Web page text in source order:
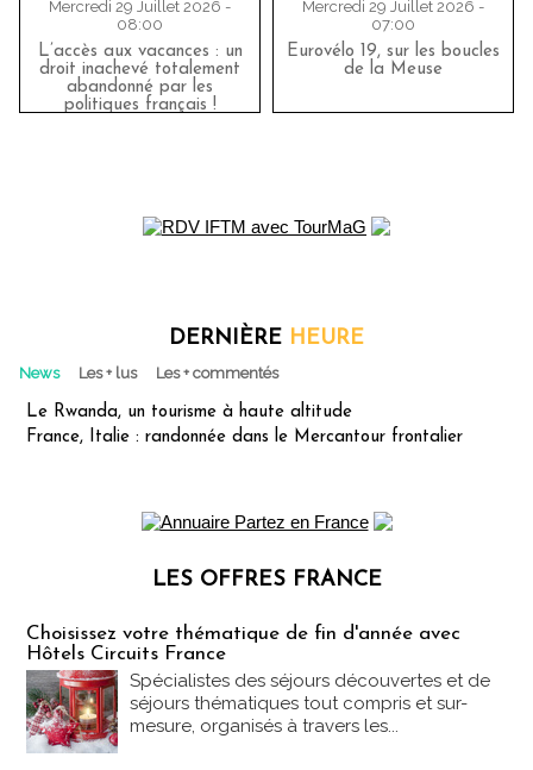
Mercredi 29 Juillet 2026 -
08:00
L’accès aux vacances : un
droit inachevé totalement
abandonné par les
politiques français !
Mercredi 29 Juillet 2026 -
07:00
Eurovélo 19, sur les boucles
de la Meuse
DERNIÈRE HEURE
News Les + lus Les + commentés
Le Rwanda, un tourisme à haute altitude
France, Italie : randonnée dans le Mercantour frontalier
LES OFFRES FRANCE
Choisissez votre thématique de fin d'année avec
Hôtels Circuits France
Spécialistes des séjours découvertes et de
séjours thématiques tout compris et sur-
mesure, organisés à travers les...